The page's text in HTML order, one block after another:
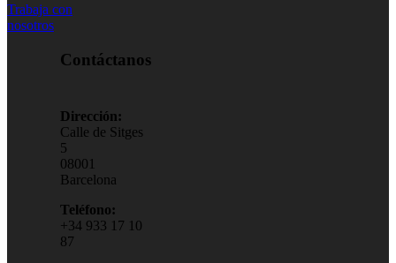
Trabaja con
nosotros
Contáctanos
Dirección:
Calle de Sitges
5
08001
Barcelona
Teléfono:
+34 933 17 10
87